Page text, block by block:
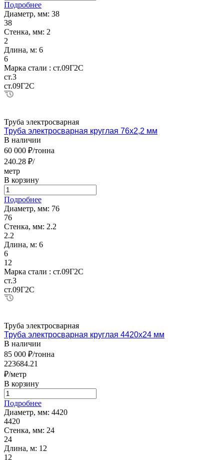
Подробнее
Диаметр, мм: 38
38
Стенка, мм: 2
2
Длина, м: 6
6
Марка стали : ст.09Г2С
ст.3
ст.09Г2С
Труба электросварная
Труба электросварная круглая 76х2,2 мм
В наличии
60 000 ₽/тонна
240.28 ₽/
метр
В корзину
Подробнее
Диаметр, мм: 76
76
Стенка, мм: 2.2
2.2
Длина, м: 6
6
12
Марка стали : ст.09Г2С
ст.3
ст.09Г2С
Труба электросварная
Труба электросварная круглая 4420х24 мм
В наличии
85 000 ₽/тонна
223684.21
₽/метр
В корзину
Подробнее
Диаметр, мм: 4420
4420
Стенка, мм: 24
24
Длина, м: 12
12